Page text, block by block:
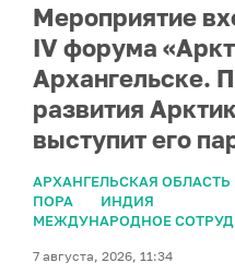
Мероприятие
IV форума
Архангельске.
развития
выступит его
АРХАНГЕЛЬСКАЯ ОБЛАСТЬ
ПОРА
ИНДИЯ
МЕЖДУНАРОДНОЕ
7 августа, 2026, 11:34